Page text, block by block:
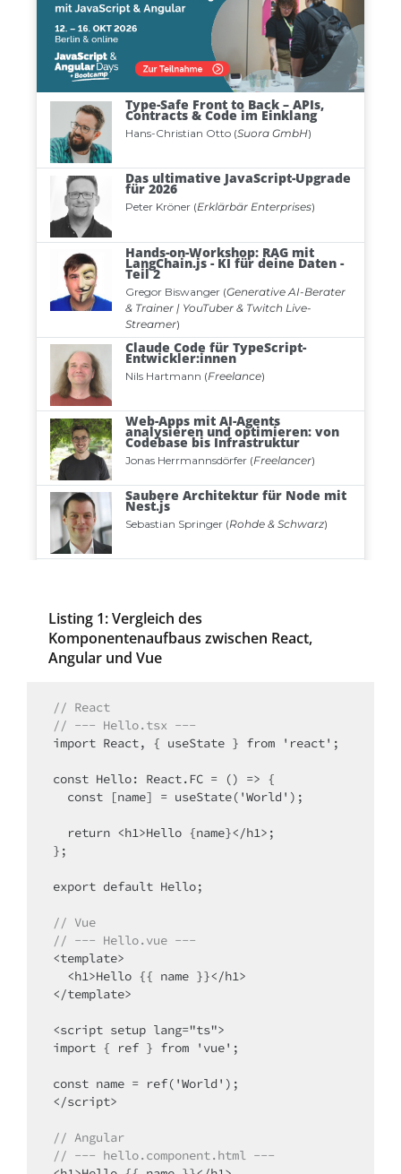
Listing 1: Vergleich des
Komponentenaufbaus zwischen React,
Angular und Vue
// React
// --- Hello.tsx ---
import React, { useState } from 'react';
const Hello: React.FC = () => {
};
export default Hello;
// Vue
// --- Hello.vue ---
<template>
</template>
<script setup lang="ts">
import { ref } from 'vue';
const name = ref('World');
</script>
// Angular
// --- hello.component.html ---